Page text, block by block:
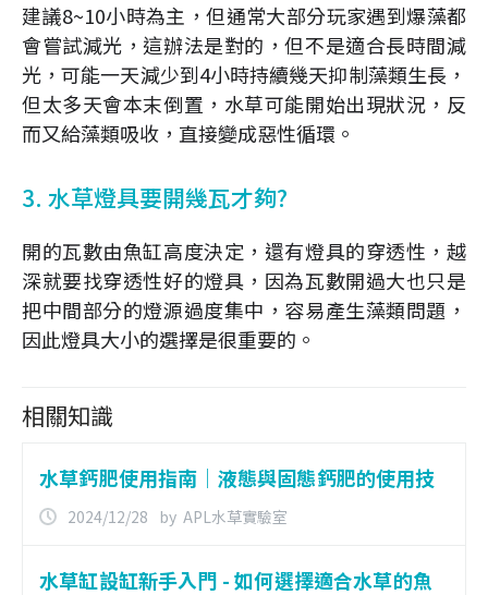
建議8~10小時為主，但通常大部分玩家遇到爆藻都
會嘗試減光，這辦法是對的，但不是適合長時間減
光，可能一天減少到4小時持續幾天抑制藻類生長，
但太多天會本末倒置，水草可能開始出現狀況，反
而又給藻類吸收，直接變成惡性循環。
3. 水草燈具要開幾瓦才夠?
開的瓦數由魚缸高度決定，還有燈具的穿透性，越
深就要找穿透性好的燈具，因為瓦數開過大也只是
把中間部分的燈源過度集中，容易產生藻類問題，
因此燈具大小的選擇是很重要的。
相關知識
水草鈣肥使用指南｜液態與固態鈣肥的使用技
巧與水草推薦
2024/12/28 by APL水草實驗室
水草缸設缸新手入門 - 如何選擇適合水草的魚